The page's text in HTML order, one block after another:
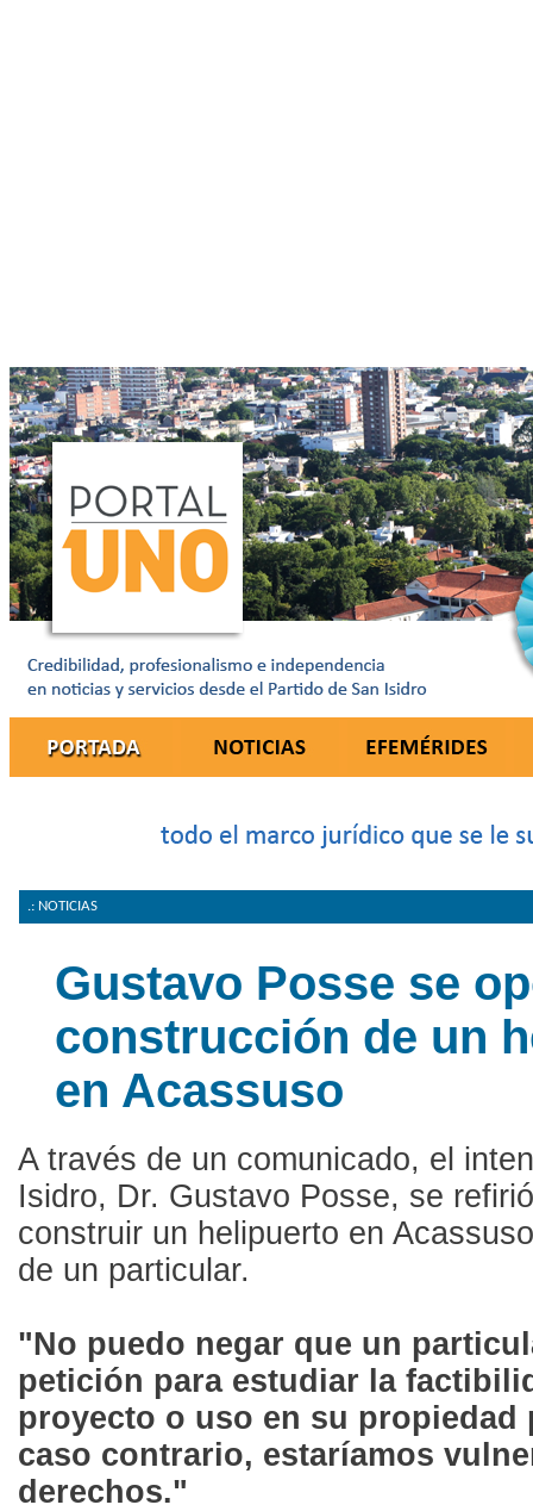
.: NOTICIAS
Gustavo Posse se
construcción de un
en Acassuso
A través de un comunicado, el
Isidro, Dr. Gustavo Posse, se
construir un helipuerto en
de un particular.
"No puedo negar que un
petición para estudiar la
proyecto o uso en su propiedad
caso contrario, estaríamos
derechos."